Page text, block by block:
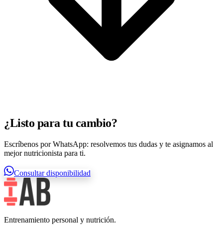
¿Listo para tu cambio?
Escríbenos por WhatsApp: resolvemos tus dudas y te asignamos al
mejor nutricionista para ti.
Consultar disponibilidad
Entrenamiento personal y nutrición.